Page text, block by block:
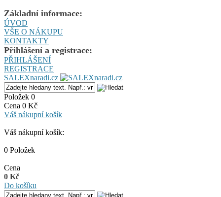
Základní informace:
ÚVOD
VŠE O NÁKUPU
KONTAKTY
Přihlášení a registrace:
PŘIHLÁŠENÍ
REGISTRACE
SALEXnaradi.cz
Položek 0
Cena 0 Kč
Váš nákupní košík
Váš nákupní košík:
0 Položek
Cena
0 Kč
Do košíku